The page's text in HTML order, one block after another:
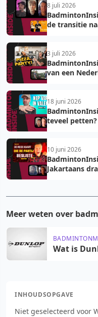
8 juli 2026
de transitie
3 juli 2026
van een
18 juni 2026
teveel petten?
10 juni 2026
Jakartaans
Meer weten over
Wat is
INHOUDSOPGAVE
Niet geselecteerd voor